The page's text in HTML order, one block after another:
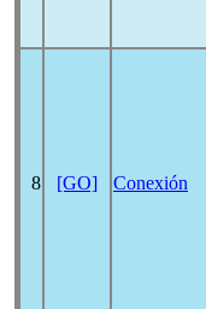
8 [GO] Conexión